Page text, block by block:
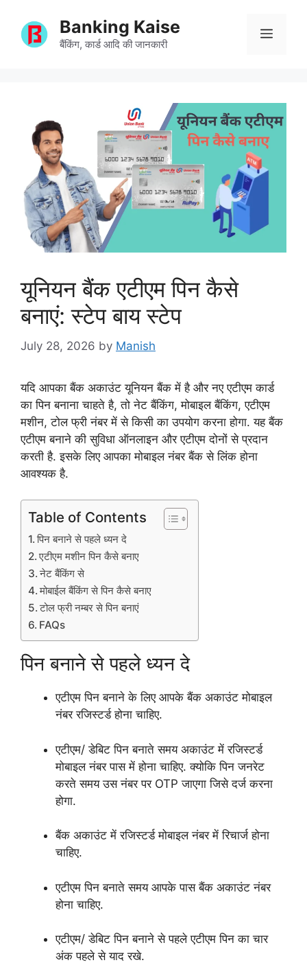
content
Banking Kaise
बैंकिंग, कार्ड आदि की जानकारी
Menu
यूनियन बैंक एटीएम पिन कैसे
बनाएं: स्टेप बाय स्टेप
July 28, 2026 by Manish
यदि आपका बैंक अकाउंट यूनियन बैंक में है और नए एटीएम कार्ड
का पिन बनाना चाहते है, तो नेट बैंकिंग, मोबाइल बैंकिंग, एटीएम
मशीन, टोल फ्री नंबर में से किसी का उपयोग करना होगा. यह बैंक
एटीएम बनाने की सुविधा ऑनलाइन और एटीएम दोनों से प्रदान
करती है. इसके लिए आपका मोबाइल नंबर बैंक से लिंक होना
आवश्यक है.
Table of Contents
पिन बनाने से पहले ध्यन दे
एटीएम मशीन पिन कैसे बनाए
नेट बैंकिंग से
मोबाईल बैंकिंग से पिन कैसे बनाए
टोल फ्री नम्बर से पिन बनाएं
FAQs
पिन बनाने से पहले ध्यन दे
एटीएम पिन बनाने के लिए आपके बैंक अकाउंट मोबाइल
नंबर रजिस्टर्ड होना चाहिए.
एटीएम/ डेबिट पिन बनाते समय अकाउंट में रजिस्टर्ड
मोबाइल नंबर पास में होना चाहिए. क्योकि पिन जनरेट
करते समय उस नंबर पर OTP जाएगा जिसे दर्ज करना
होगा.
बैंक अकाउंट में रजिस्टर्ड मोबाइल नंबर में रिचार्ज होना
चाहिए.
एटीएम पिन बनाते समय आपके पास बैंक अकाउंट नंबर
होना चाहिए.
एटीएम/ डेबिट पिन बनाने से पहले एटीएम पिन का चार
अंक पहले से याद रखे.